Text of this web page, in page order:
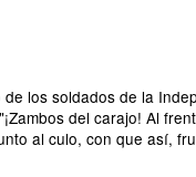
los soldados de la
del carajo! Al
al culo, con que así,